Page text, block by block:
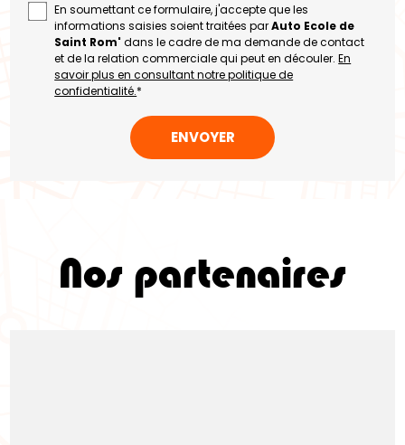
En soumettant ce formulaire, j'accepte que les
informations saisies soient traitées parAuto Ecole de
Saint Rom'dans le cadre de ma demande de contact
et de la relation commerciale qui peut en découler.En
savoir plus en consultant notre politique de
confidentialité.*
Nos partenaires